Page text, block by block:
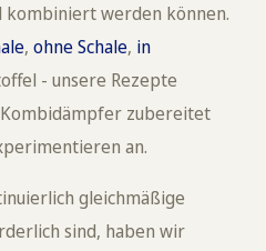
kombiniert werden können.
, ohne Schale, in
- unsere Rezepte
zubereitet
an.
gleichmäßige
sind, haben wir